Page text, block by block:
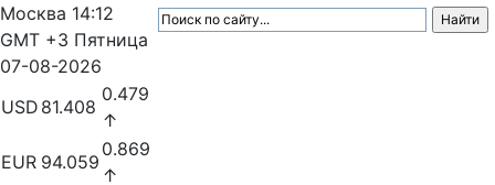
Москва 14:12
GMT +3 Пятница
07-08-2026
USD 81.408
0.479
↑
EUR 94.059
0.869
↑